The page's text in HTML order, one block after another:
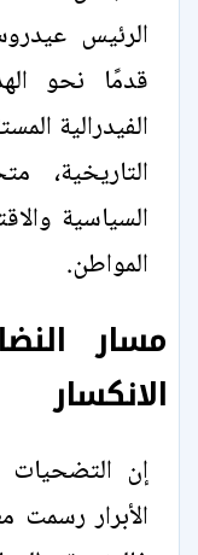
الرئيس
قدمًا نحو
الفيدرالية
التاريخية،
السياسية
المواطن.
مسار
الانكسار
إن التضحيات
الأبرار رسمت